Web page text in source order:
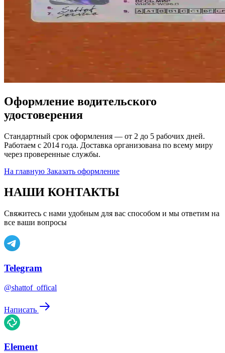
Оформление водительского
удостоверения
Стандартный срок оформления — от 2 до 5 рабочих дней.
Работаем с 2014 года. Доставка организована по всему миру
через проверенные службы.
На главную Заказать оформление
НАШИ КОНТАКТЫ
Свяжитесь с нами удобным для вас способом и мы ответим на
все ваши вопросы
Telegram
@shattof_offical
Написать
Element